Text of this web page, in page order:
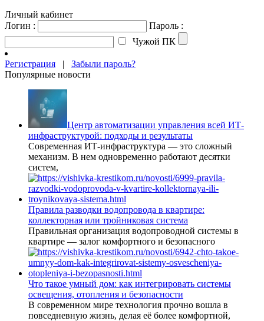
Личный кабинет
Логин :
Пароль :
Чужой ПК
Регистрация | Забыли пароль?
Популярные новости
Центр автоматизации управления всей ИТ-
инфраструктурой: подходы и результаты
Современная ИТ-инфраструктура — это сложный
механизм. В нем одновременно работают десятки
систем,
Правила разводки водопровода в квартире:
коллекторная или тройниковая система
Правильная организация водопроводной системы в
квартире — залог комфортного и безопасного
Что такое умный дом: как интегрировать системы
освещения, отопления и безопасности
В современном мире технология прочно вошла в
повседневную жизнь, делая её более комфортной,